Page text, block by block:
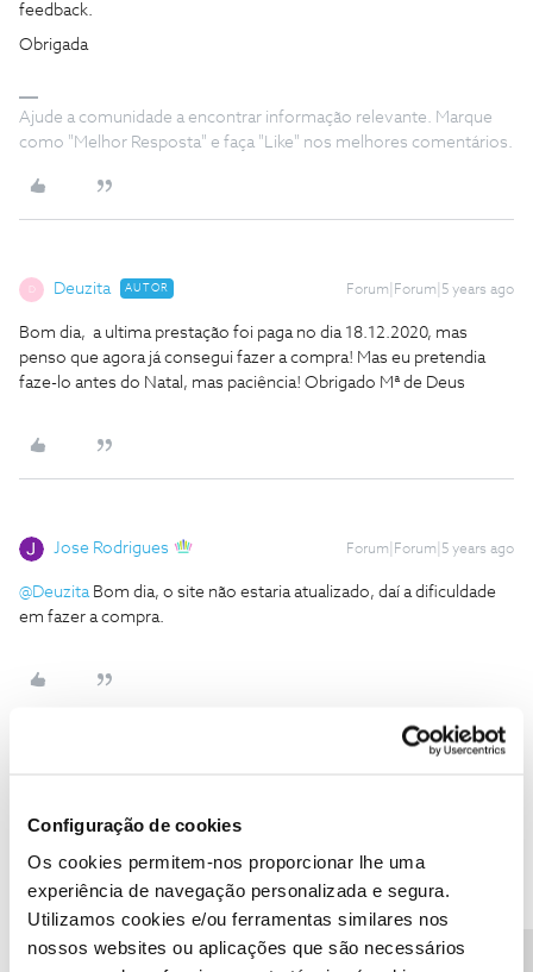
Configuração de cookies
Os cookies permitem-nos proporcionar lhe uma
experiência de navegação personalizada e segura.
Utilizamos cookies e/ou ferramentas similares nos
nossos websites ou aplicações que são necessários
feedback.
Obrigada
Ajude a comunidade a encontrar informação relevante. Marque
como "Melhor Resposta" e faça "Like" nos melhores comentários.
D Deuzita AUTOR Forum|Forum|5 years ago
Bom dia, a ultima prestação foi paga no dia 18.12.2020, mas
penso que agora já consegui fazer a compra! Mas eu pretendia
faze-lo antes do Natal, mas paciência! Obrigado Mª de Deus
Jose Rodrigues Forum|Forum|5 years ago
@DeuzitaBom dia, o site não estaria atualizado, daí a dificuldade
em fazer a compra.
Pois mas eu liguei, para a NOS, e disseram-me que não
interessava eu ter antecipado o pagamento, só podia fazer a
próxima compra a partir de Janeiro. Agora já tanto faz, não se
pode voltar atrás!!!!